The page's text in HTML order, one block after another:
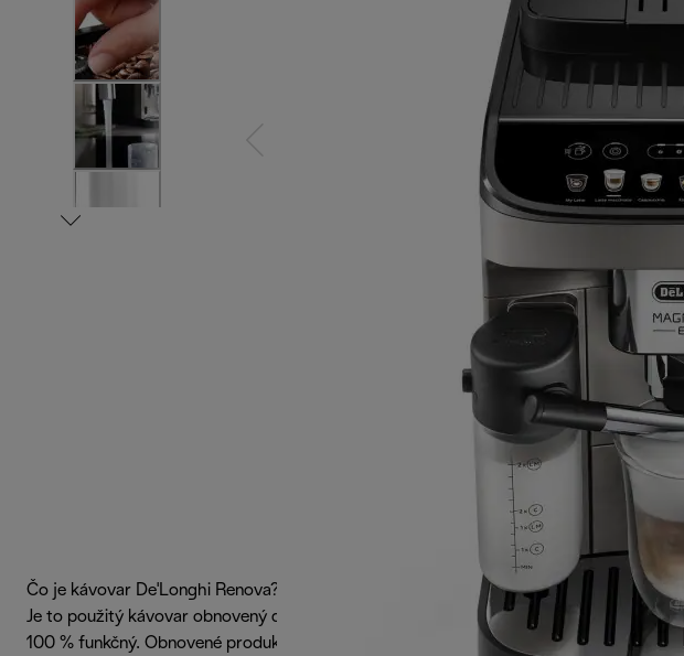
Čo je kávovar De'Longhi Renova?
Je to použitý kávovar obnovený do stavu ako nového a je
100 % funkčný. Obnovené produkty spoločnosti De’Longhi